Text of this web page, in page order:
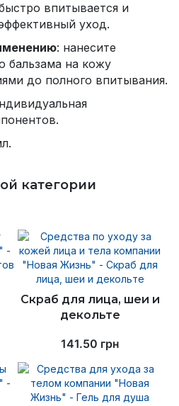
впитывается и
уход.
: нанесите
бальзама на кожу
до полного впитывания.
категории
Скраб для лица, шеи и
декольте
141.50 грн